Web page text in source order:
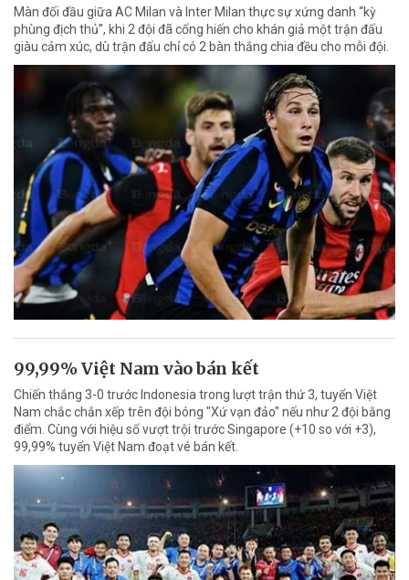
Màn đối đầu giữa AC Milan và Inter Milan thực sự xứng danh “kỳ
phùng địch thủ”, khi 2 đội đã cống hiến cho khán giả một trận đấu
giàu cảm xúc, dù trận đấu chỉ có 2 bàn thắng chia đều cho mỗi đội.
99,99% Việt Nam vào bán kết
Chiến thắng 3-0 trước Indonesia trong lượt trận thứ 3, tuyển Việt
Nam chắc chắn xếp trên đội bóng "Xứ vạn đảo" nếu như 2 đội bằng
điểm. Cùng với hiệu số vượt trội trước Singapore (+10 so với +3),
99,99% tuyển Việt Nam đoạt vé bán kết.